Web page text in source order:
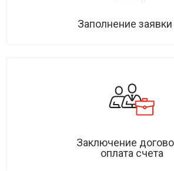
Заполнение заявки
Заключение
оплата счета